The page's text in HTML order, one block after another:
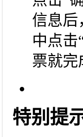
信息后
中点击
票就完
特别提